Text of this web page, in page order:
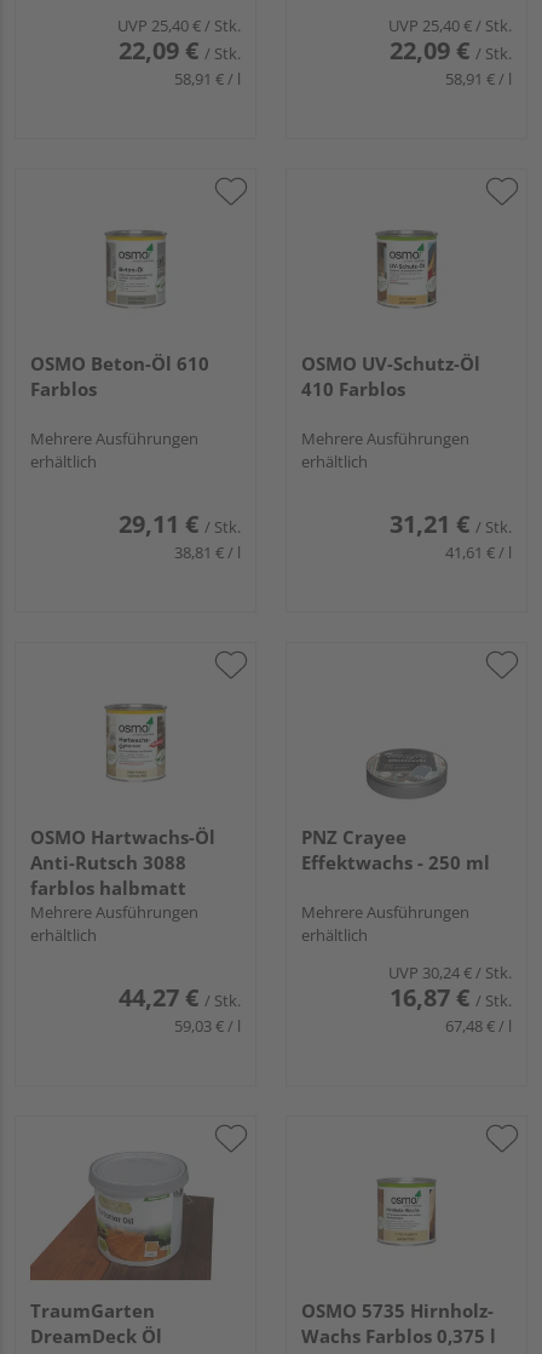
UVP 25,40 €/ Stk.
22,09 € / Stk.
58,91 € / l
UVP 25,40 €/ Stk.
22,09 € / Stk.
58,91 € / l
OSMO Beton-Öl 610
Farblos
Mehrere Ausführungen
erhältlich
29,11 € / Stk.
38,81 € / l
OSMO UV-Schutz-Öl
410 Farblos
Mehrere Ausführungen
erhältlich
31,21 € / Stk.
41,61 € / l
OSMO Hartwachs-Öl
Anti-Rutsch 3088
farblos halbmatt
Mehrere Ausführungen
erhältlich
44,27 € / Stk.
59,03 € / l
PNZ Crayee
Effektwachs - 250 ml
Mehrere Ausführungen
erhältlich
UVP 30,24 €/ Stk.
16,87 € / Stk.
67,48 € / l
TraumGarten
DreamDeck Öl
OSMO 5735 Hirnholz-
Wachs Farblos 0,375 l